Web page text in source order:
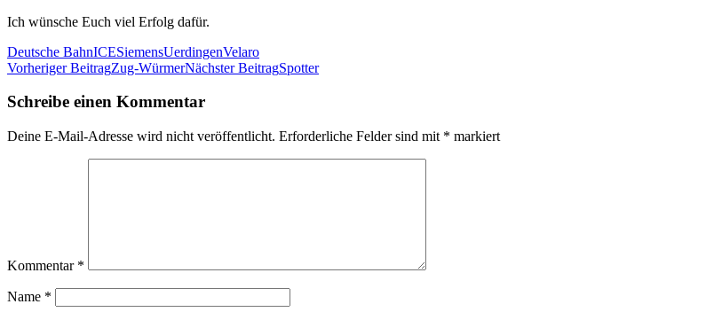
Ich wünsche Euch viel Erfolg dafür.
Deutsche BahnICESiemensUerdingenVelaro
Beitragsnavigation
Vorheriger BeitragZug-WürmerNächster BeitragSpotter
Schreibe einen Kommentar
Deine E-Mail-Adresse wird nicht veröffentlicht. Erforderliche Felder sind mit * markiert
Kommentar *
Name *